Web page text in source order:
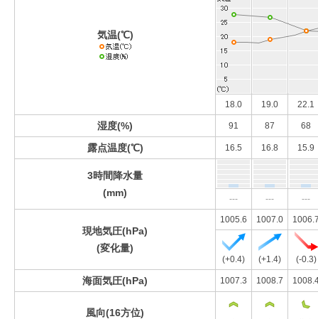
気温(℃)
18.0 19.0 22.1
湿度(%) 91 87 68
露点温度(℃) 16.5 16.8 15.9
3時間降水量
(mm)
--- --- ---
現地気圧(hPa)
(変化量)
1005.6 1007.0
(+0.4) (+1.4) (-0.3)
海面気圧(hPa) 1007.3 1008.7
風向(16方位)